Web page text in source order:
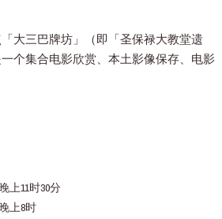
大三巴牌坊」（即「圣保禄大教堂遗
个集合电影欣赏、本土影像保存、电影
上11时30分
上8时